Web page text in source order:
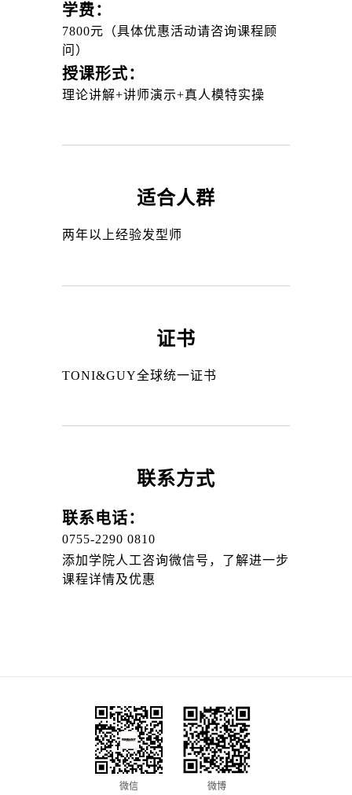
学费：
7800元（具体优惠活动请咨询课程顾
问）
授课形式：
理论讲解+讲师演示+真人模特实操
适合人群
两年以上经验发型师
证书
TONI&GUY全球统一证书
联系方式
联系电话：
0755-2290 0810
添加学院人工咨询微信号，了解进一步
课程详情及优惠
微信 微博